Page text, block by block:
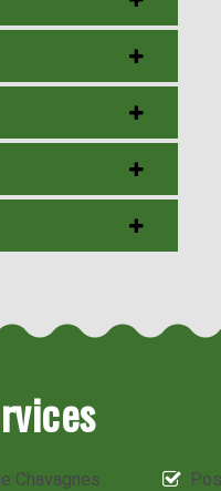
Chavagnes